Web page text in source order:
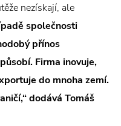
nezískají, ale
společnosti
přínos
Firma inovuje,
do mnoha zemí.
dodává Tomáš